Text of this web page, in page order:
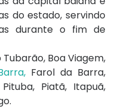
do estado, servindo
durante o fim de
Boa Viagem,
Farol da Barra,
Piatã, Itapuã,